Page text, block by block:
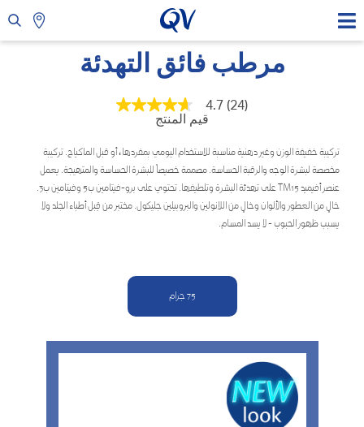
مرطب فائق التهدئة
متوسط
هو
4.7
من
5
نجوم.
Read
الصفحة.
4.7 (24)
قيم المنتج
تركيبة خفيفة الوزن وغير دهنية مناسبة للاستخدام اليومي بمفردها، أو قبل الماكياج. تركيبة
مخصصة لبشرة الوجه والرقبة الحساسة. مصممة خصيصاً للبشرة الحساسة والمتهيجة. يعمل
عنصر أفيميد TM15 على تهدئة البشرة وتلطيفها. تحتوي على برو-فيتامين ب5 وفيتامين ب3.
خالٍ من العطور والألوان وخالٍ من اللانولين والبروبيلين جليكول. مختبر من قِبل أطباء الجلد ولا
يسبب ظهور الحبوب - لا يسد المسام.​
75 جرام